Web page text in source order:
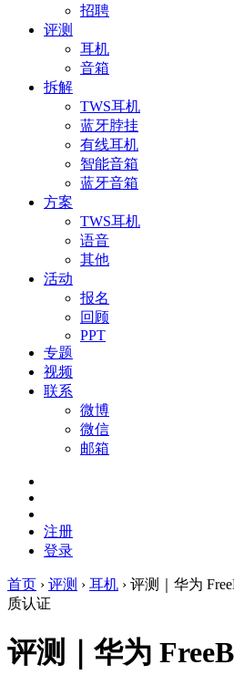
招聘
评测
耳机
音箱
拆解
TWS耳机
蓝牙脖挂
有线耳机
智能音箱
蓝牙音箱
方案
TWS耳机
语音
其他
活动
报名
回顾
PPT
专题
视频
联系
微博
微信
邮箱
注册
登录
首页 › 评测 › 耳机 › 评测｜华为
质认证
评测｜华为